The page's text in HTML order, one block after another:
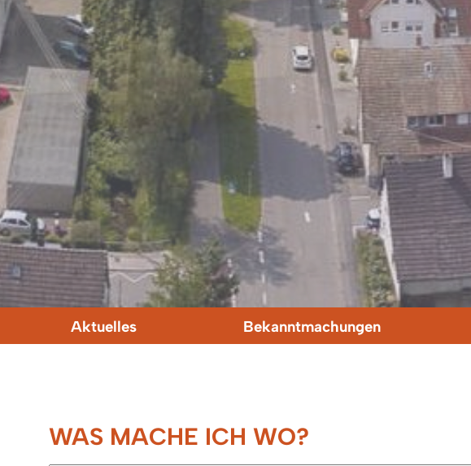
Aktuelles Bekanntmachungen
WAS MACHE ICH WO?